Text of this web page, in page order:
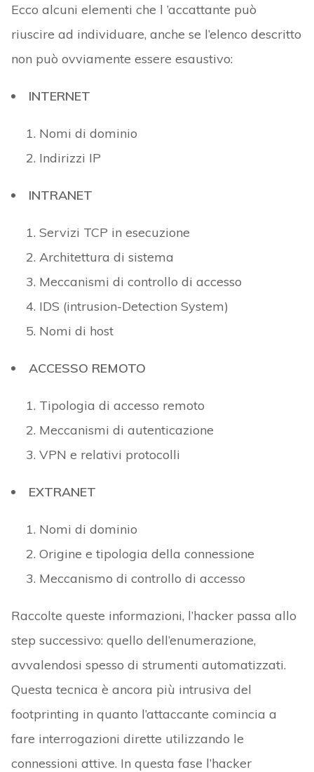
Ecco alcuni elementi che l ’accattante può
riuscire ad individuare, anche se l’elenco descritto
non può ovviamente essere esaustivo:
INTERNET
Nomi di dominio
Indirizzi IP
INTRANET
Servizi TCP in esecuzione
Architettura di sistema
Meccanismi di controllo di accesso
IDS (intrusion-Detection System)
Nomi di host
ACCESSO REMOTO
Tipologia di accesso remoto
Meccanismi di autenticazione
VPN e relativi protocolli
EXTRANET
Nomi di dominio
Origine e tipologia della connessione
Meccanismo di controllo di accesso
Raccolte queste informazioni, l’hacker passa allo
step successivo: quello dell’enumerazione,
avvalendosi spesso di strumenti automatizzati.
Questa tecnica è ancora più intrusiva del
footprinting in quanto l’attaccante comincia a
fare interrogazioni dirette utilizzando le
connessioni attive. In questa fase l’hacker